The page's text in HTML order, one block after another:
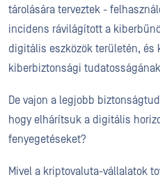
tárolására terveztek -
incidens rávilágított a
digitális eszközök területén, és
kiberbiztonsági
De vajon a legjobb
hogy elhárítsuk a digitális
fenyegetéseket?
Mivel a kriptovaluta-vállalatok